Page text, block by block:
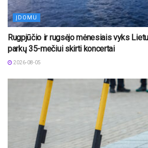
ĮDOMU
Rugpjūčio ir rugsėjo mėnesiais vyks
parkų 35-mečiui skirti koncertai
2026-08-05